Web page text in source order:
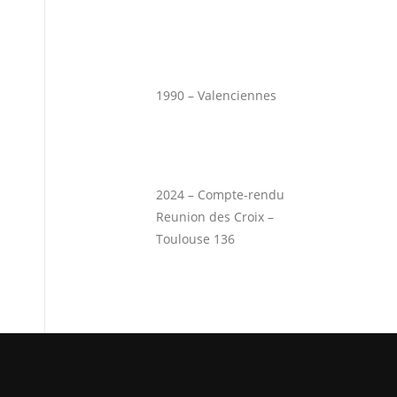
1990 – Valenciennes
2024 – Compte-rendu
Reunion des Croix –
Toulouse 136